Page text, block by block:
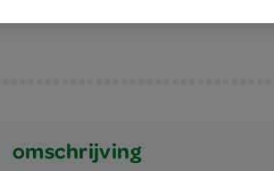
omschrijving